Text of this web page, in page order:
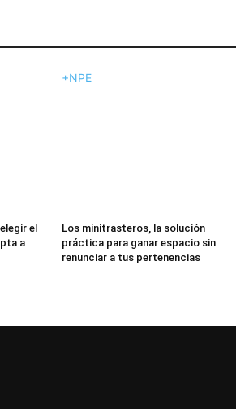
el
a
+NPE
Los minitrasteros, la solución
práctica para ganar espacio sin
renunciar a tus pertenencias